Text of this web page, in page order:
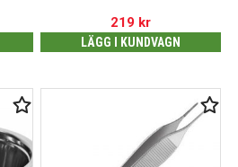
219 kr
LÄGG I KUNDVAGN